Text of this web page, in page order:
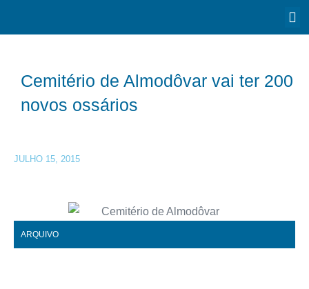
Cemitério de Almodôvar vai ter 200
novos ossários
JULHO 15, 2015
ARQUIVO